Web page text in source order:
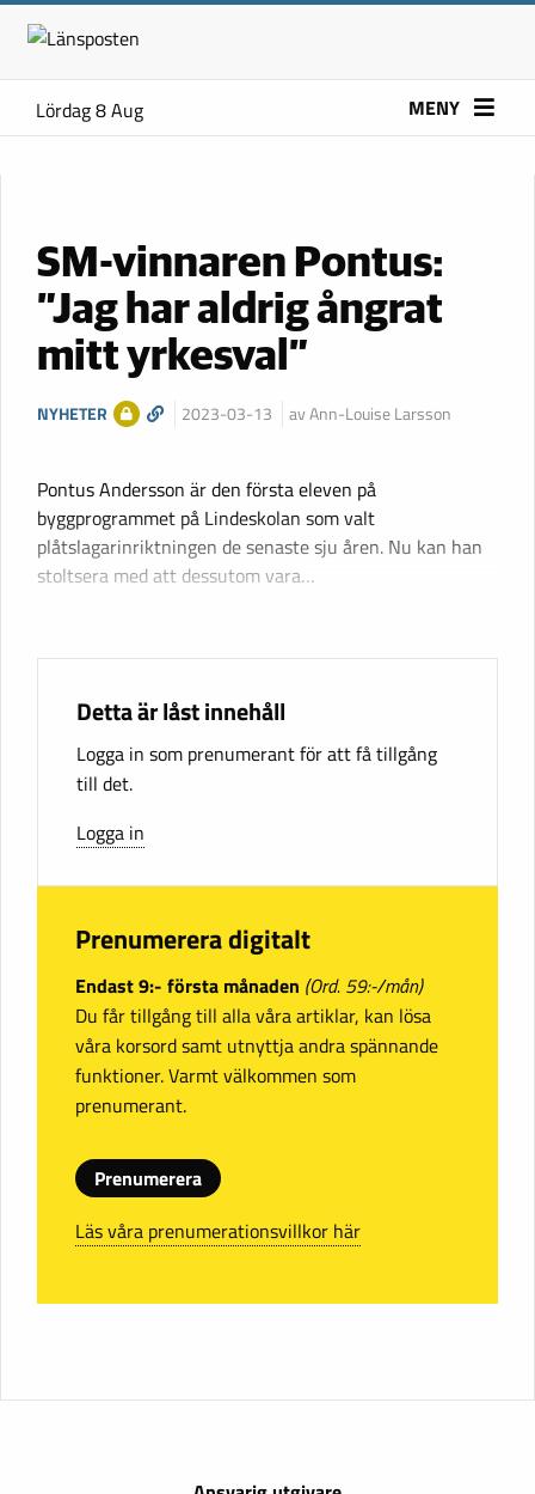
Lördag 8 Aug MENY
SM-vinnaren Pontus:
”Jag har aldrig ångrat
mitt yrkesval”
NYHETER 2023-03-13 av Ann-Louise Larsson
Pontus Andersson är den första eleven på
byggprogrammet på Lindeskolan som valt
plåtslagarinriktningen de senaste sju åren. Nu kan han
stoltsera med att dessutom vara…
Detta är låst innehåll
Logga in som prenumerant för att få tillgång
till det.
Logga in
Prenumerera digitalt
Endast 9:- första månaden (Ord. 59:-/mån)
Du får tillgång till alla våra artiklar, kan lösa
våra korsord samt utnyttja andra spännande
funktioner. Varmt välkommen som
prenumerant.
Prenumerera
Läs våra prenumerationsvillkor här